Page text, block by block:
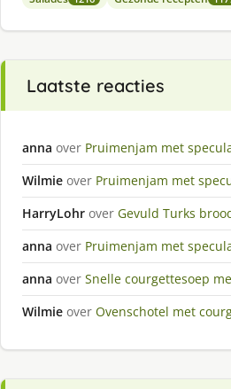
Laatste reacties
anna over Pruimenjam met
Wilmie over Pruimenjam met
HarryLohr over Gevuld Turks
anna over Pruimenjam met
anna over Snelle courgettesoep
Wilmie over Ovenschotel met